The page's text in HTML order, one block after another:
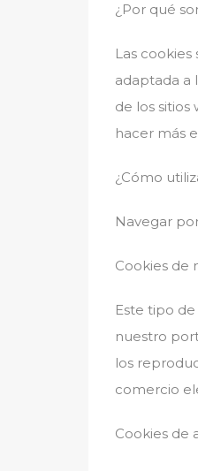
¿Por qué
Las
adaptada a
de los sitios
hacer más
¿Cómo
Navegar
Cookies de
Este tipo
nuestro
los
comercio
Cookies de